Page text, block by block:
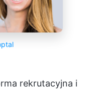
rekrutacyjna i